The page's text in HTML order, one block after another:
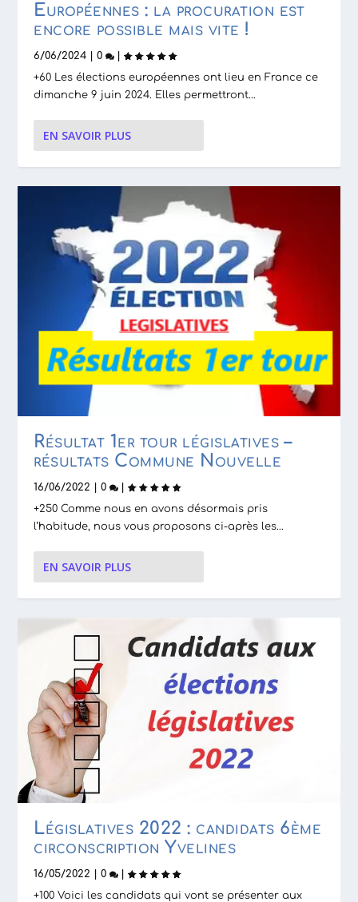
Européennes : la procuration est
encore possible mais vite !
6/06/2024 |0
|
+60 Les élections européennes ont lieu en France ce
dimanche 9 juin 2024. Elles permettront...
EN SAVOIR PLUS
Résultat 1er tour législatives –
résultats Commune Nouvelle
16/06/2022 |0
|
+250 Comme nous en avons désormais pris
l’habitude, nous vous proposons ci-après les...
EN SAVOIR PLUS
Législatives 2022 : candidats 6ème
circonscription Yvelines
16/05/2022 |0
|
+100 Voici les candidats qui vont se présenter aux